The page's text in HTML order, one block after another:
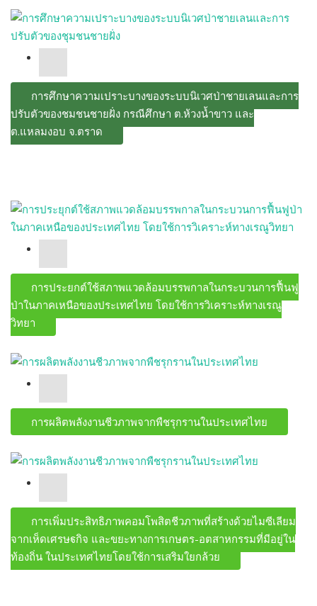
การศึกษาความเปราะบางของระบบนิเวศป่าชายเลนและการ
ปรับตัวของชุมชนชายฝั่ง กรณีศึกษา ต.ห้วงน้ำขาว และ
ต.แหลมงอบ จ.ตราด
การประยุกต์ใช้สภาพแวดล้อมบรรพกาลในกระบวนการฟื้นฟู
ป่าในภาคเหนือของประเทศไทย โดยใช้การวิเคราะห์ทางเรณู
วิทยา
การผลิตพลังงานชีวภาพจากพืชรุกรานในประเทศไทย
การเพิ่มประสิทธิภาพคอมโพสิตชีวภาพที่สร้างด้วยไมซีเลียม
จากเห็ดเศรษฐกิจ และขยะทางการเกษตร-อุตสาหกรรมที่มีอยู่ใน
ท้องถิ่น ในประเทศไทยโดยใช้การเสริมใยกล้วย